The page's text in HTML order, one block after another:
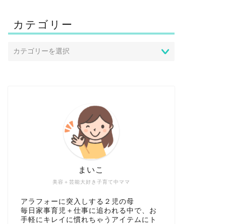
カテゴリー
美容＋芸能大好き子育て中ママ
まいこ
アラフォーに突入しする２児の母
毎日家事育児＋仕事に追われる中で、お
手軽にキレイに慣れちゃうアイテムにト